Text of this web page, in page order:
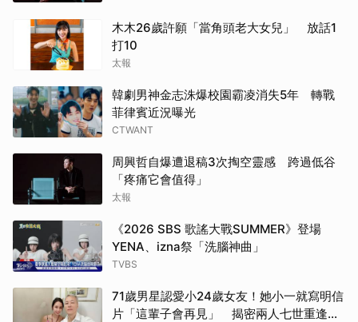
木木26歲許願「當角頭老大女兒」 放話1
打10
太報
韓劇男神金志洙爆校園霸凌消失5年 轉戰
菲律賓近況曝光
CTWANT
周興哲自爆遭退稿3次掏空靈感 跨過低谷
「疼痛它會值得」
太報
《2026 SBS 歌謠大戰SUMMER》登場
YENA、izna祭「洗腦神曲」
TVBS
71歲男星認愛小24歲女友！她小一就寫明信
片「這輩子會再見」 揭密兩人七世重逢奇